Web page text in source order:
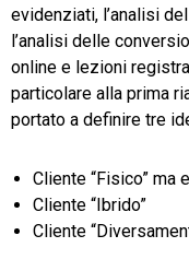
evidenziati, l’analisi
l’analisi delle
online e lezioni
particolare alla prima
portato a definire tre
Cliente “Fisico” ma
Cliente “Ibrido”
Cliente